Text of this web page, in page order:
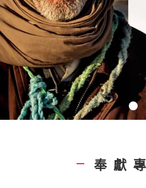
| 奉獻